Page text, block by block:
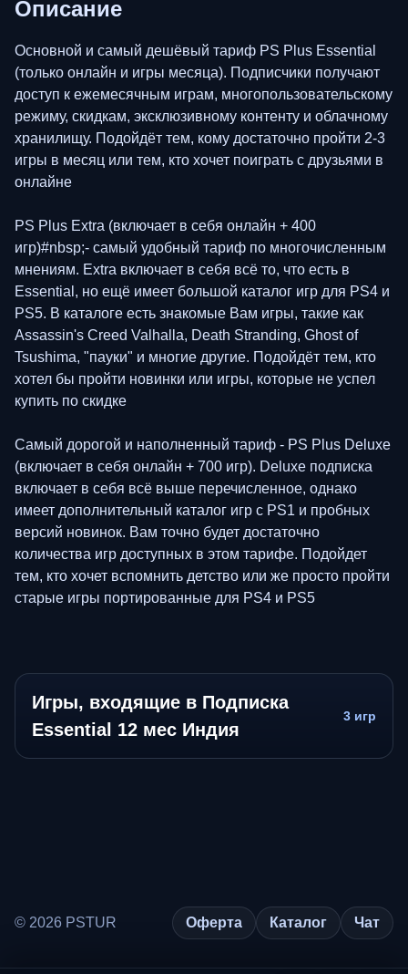
Описание
Основной и самый дешёвый тариф PS Plus Essential
(только онлайн и игры месяца). Подписчики получают
доступ к ежемесячным играм, многопользовательскому
режиму, скидкам, эксклюзивному контенту и облачному
хранилищу. Подойдёт тем, кому достаточно пройти 2-3
игры в месяц или тем, кто хочет поиграть с друзьями в
онлайне
PS Plus Extra (включает в себя онлайн + 400
игр)#nbsp;- самый удобный тариф по многочисленным
мнениям. Extra включает в себя всё то, что есть в
Essential, но ещё имеет большой каталог игр для PS4 и
PS5. В каталоге есть знакомые Вам игры, такие как
Assassin's Creed Valhalla, Death Stranding, Ghost of
Tsushima, "пауки" и многие другие. Подойдёт тем, кто
хотел бы пройти новинки или игры, которые не успел
купить по скидке
Самый дорогой и наполненный тариф - PS Plus Deluxe
(включает в себя онлайн + 700 игр). Deluxe подписка
включает в себя всё выше перечисленное, однако
имеет дополнительный каталог игр с PS1 и пробных
версий новинок. Вам точно будет достаточно
количества игр доступных в этом тарифе. Подойдет
тем, кто хочет вспомнить детство или же просто пройти
старые игры портированные для PS4 и PS5
Игры, входящие в Подписка
Essential 12 мес Индия
3 игр
© 2026 PSTUR Оферта Каталог Чат